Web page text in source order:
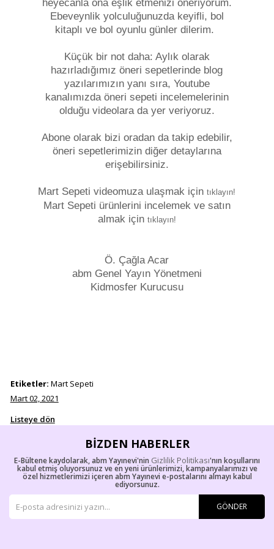
heyecanla ona eşlik etmenizi öneriyorum.
Ebeveynlik yolculuğunuzda keyifli, bol
kitaplı ve bol oyunlu günler dilerim.
Küçük bir not daha: Aylık olarak
hazırladığımız öneri sepetlerinde blog
yazılarımızın yanı sıra, Youtube
kanalımızda öneri sepeti incelemelerinin
olduğu videolara da yer veriyoruz.
Abone olarak bizi oradan da takip edebilir,
öneri sepetlerimizin diğer detaylarına
erişebilirsiniz.
Mart Sepeti videomuza ulaşmak içintıklayın!
Mart Sepeti ürünlerini incelemek ve satın
almak için tıklayın!
Ö. Çağla Acar
abm Genel Yayın Yönetmeni
Kidmosfer Kurucusu
Etiketler: Mart Sepeti
Mart 02, 2021
Listeye dön
BIZDEN HABERLER
E-Bültene kaydolarak, abm Yayınevi'nin Gizlilik Politikası'nın koşullarını
kabul etmiş oluyorsunuz ve en yeni ürünlerimizi, kampanyalarımızı ve
özel hizmetlerimizi içeren abm Yayınevi e-postalarını almayı kabul
ediyorsunuz.
GÖNDER